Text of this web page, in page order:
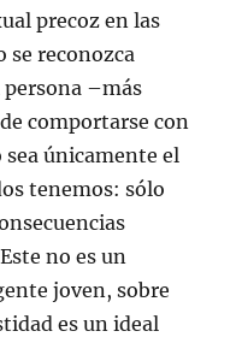
precoz en las
se reconozca
–más
comportarse con
únicamente el
tenemos: sólo
no es un
joven, sobre
es un ideal